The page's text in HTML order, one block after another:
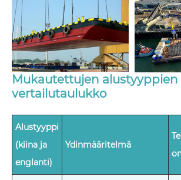
Mukautettujen alustyyppien
vertailutaulukko
Alustyyppi
(kiina ja
englanti)
Ydinmääritelmä